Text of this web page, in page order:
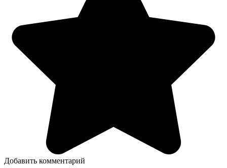
Добавить комментарий